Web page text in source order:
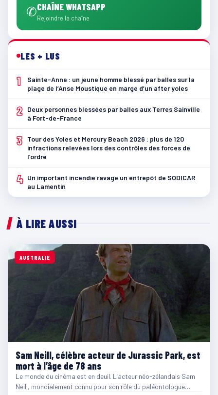
✆CHAÎNE WHATSAPP
Rejoindre la chaîne
LES + LUS
1
Sainte-Anne : un jeune homme blessé par balles sur la
plage de l’Anse Moustique en marge d’un after yoles
2
Deux personnes blessées par balles aux Terres Sainville
à Fort-de-France
3
Tour des Yoles et Mercury Beach 2026 : plus de 120
infractions relevées lors des contrôles des forces de
l’ordre
4 Un important incendie ravage un entrepôt de SODICAR
au Lamentin
À LIRE AUSSI
AUSTRALIE
Sam Neill, célèbre acteur de Jurassic Park, est
mort à l’âge de 78 ans
Le monde du cinéma est en deuil. L'acteur néo-zélandais Sam
Neill, mondialement connu pour son rôle du paléontologue…